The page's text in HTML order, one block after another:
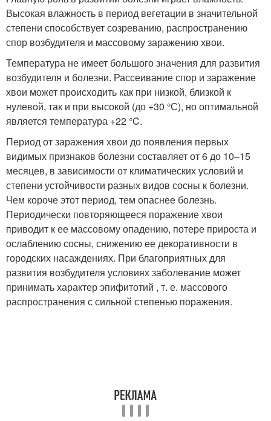
Высокая влажность в период вегетации в значительной
степени способствует созреванию, распространению
спор возбудителя и массовому заражению хвои.
Температура не имеет большого значения для развития
возбудителя и болезни. Рассеивание спор и заражение
хвои может происходить как при низкой, близкой к
нулевой, так и при высокой (до +30 °С), но оптимальной
является температура +22 °C.
Период от заражения хвои до появления первых
видимых признаков болезни составляет от 6 до 10–15
месяцев, в зависимости от климатических условий и
степени устойчивости разных видов сосны к болезни.
Чем короче этот период, тем опаснее болезнь.
Периодически повторяющееся поражение хвои
приводит к ее массовому опадению, потере прироста и
ослаблению сосны, снижению ее декоративности в
городских насаждениях. При благоприятных для
развития возбудителя условиях заболевание может
принимать характер эпифитотий , т. е. массового
распространения с сильной степенью поражения.